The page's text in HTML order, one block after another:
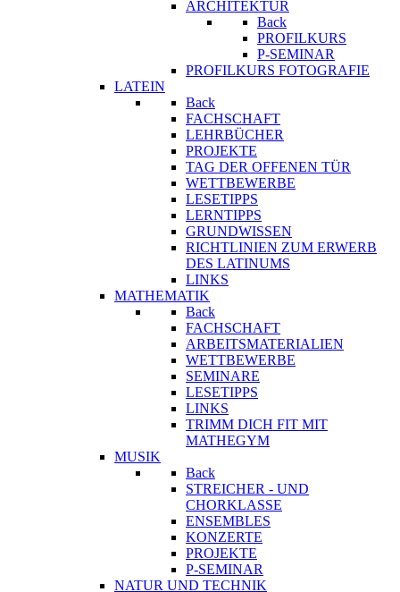
ARCHITEKTUR
Back
PROFILKURS
P-SEMINAR
PROFILKURS FOTOGRAFIE
LATEIN
Back
FACHSCHAFT
LEHRBÜCHER
PROJEKTE
TAG DER OFFENEN TÜR
WETTBEWERBE
LESETIPPS
LERNTIPPS
GRUNDWISSEN
RICHTLINIEN ZUM ERWERB
DES LATINUMS
LINKS
MATHEMATIK
Back
FACHSCHAFT
ARBEITSMATERIALIEN
WETTBEWERBE
SEMINARE
LESETIPPS
LINKS
TRIMM DICH FIT MIT
MATHEGYM
MUSIK
Back
STREICHER - UND
CHORKLASSE
ENSEMBLES
KONZERTE
PROJEKTE
P-SEMINAR
NATUR UND TECHNIK